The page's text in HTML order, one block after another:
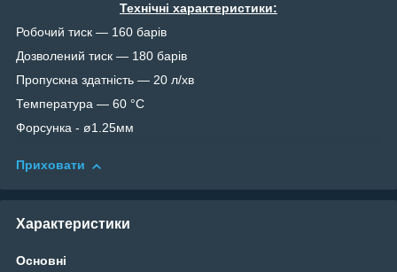
Технічні характеристики:
Робочий тиск — 160 барів
Дозволений тиск — 180 барів
Пропускна здатність — 20 л/хв
Температура — 60 °C
Форсунка - ø1.25мм
Приховати
Характеристики
Основні